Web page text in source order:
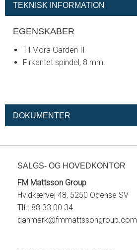
TEKNISK INFORMATION
EGENSKABER
Til Mora Garden II
Firkantet spindel, 8 mm.
DOKUMENTER
SALGS- OG HOVEDKONTOR
FM Mattsson Group
Hvidkærvej 48, 5250 Odense SV
Tlf.: 88 33 00 34
danmark@fmmattssongroup.com